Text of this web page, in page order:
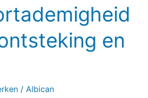
en
/ Albican